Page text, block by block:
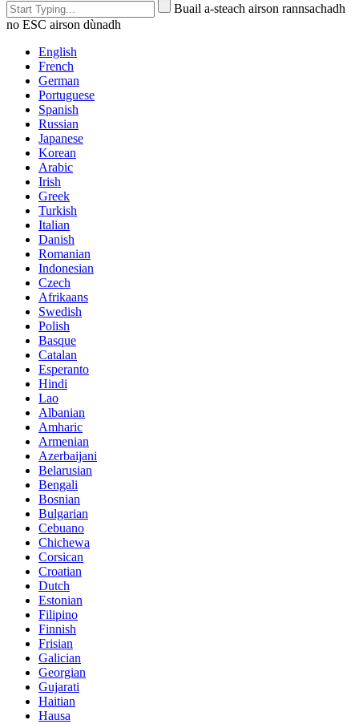
Buail a-steach airson rannsachadh
no ESC airson dùnadh
English
French
German
Portuguese
Spanish
Russian
Japanese
Korean
Arabic
Irish
Greek
Turkish
Italian
Danish
Romanian
Indonesian
Czech
Afrikaans
Swedish
Polish
Basque
Catalan
Esperanto
Hindi
Lao
Albanian
Amharic
Armenian
Azerbaijani
Belarusian
Bengali
Bosnian
Bulgarian
Cebuano
Chichewa
Corsican
Croatian
Dutch
Estonian
Filipino
Finnish
Frisian
Galician
Georgian
Gujarati
Haitian
Hausa